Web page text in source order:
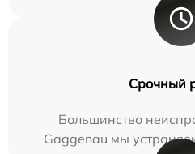
Срочный
Большинство
Gaggenau мы